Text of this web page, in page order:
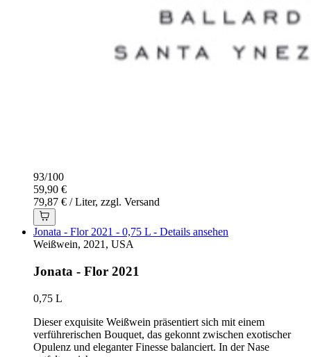
93/100
59,90 €
79,87 € / Liter, zzgl. Versand
Jonata - Flor 2021 - 0,75 L - Details ansehen
Weißwein, 2021, USA
Jonata - Flor 2021
0,75 L
Dieser exquisite Weißwein präsentiert sich mit einem
verführerischen Bouquet, das gekonnt zwischen exotischer
Opulenz und eleganter Finesse balanciert. In der Nase